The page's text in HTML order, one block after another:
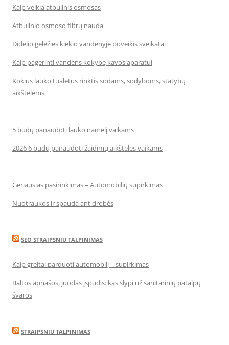
Kaip veikia atbulinis osmosas
Atbulinio osmoso filtrų nauda
Didelio geležies kiekio vandenyje poveikis sveikatai
Kaip pagerinti vandens kokybę kavos aparatui
Kokius lauko tualetus rinktis sodams, sodyboms, statybų
aikštelėms
5 būdų panaudoti lauko namelį vaikams
2026 6 būdų panaudoti žaidimų aikšteles vaikams
Geriausias pasirinkimas – Automobilių supirkimas
Nuotraukos ir spauda ant drobės
SEO STRAIPSNIU TALPINIMAS
Kaip greitai parduoti automobilį – supirkimas
Baltos apnašos, juodas įspūdis: kas slypi už sanitarinių patalpų
švaros
STRAIPSNIU TALPINIMAS